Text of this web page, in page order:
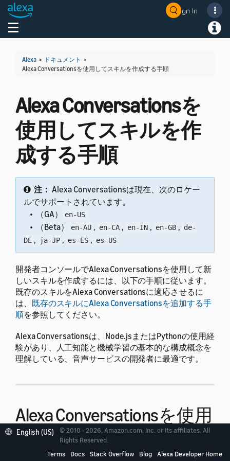
Sign In
Toggle navigation
Alexa > ドキュメント >
Alexa Conversationsを使用してスキルを作成する手順
Alexa Conversationsを
使用してスキルを作
成する手順
注： Alexa Conversationsは現在、次のロケー
ルでサポートされています。
• （GA）
en-US
• （Beta） en-AU , en-CA , en-IN , en-GB , de-
DE , ja-JP , es-ES , es-US
開発者コンソールでAlexa Conversationsを使用して新
しいスキルを作成するには、以下の手順に従います。
既存のスキルをAlexa Conversationsに適応させるに
は、 既存のスキルにAlexa Conversationsを追加する手
順を参照してください。
Alexa Conversationsは、Node.jsまたはPythonの使用経
験があり、人工知能と機械学習の基本的な構成概念を
理解している、音声サービスの開発者に最適です。
Alexa Conversationsを使用
してスキルを作成する手
English (US)
© 2010 - 2026, Amazon.com, Inc. or its affiliates. All
Rights Reserved.
Terms
Docs Stack Overflow Blog Alexa Developer Home
Welcome! Ask the DevAssistant